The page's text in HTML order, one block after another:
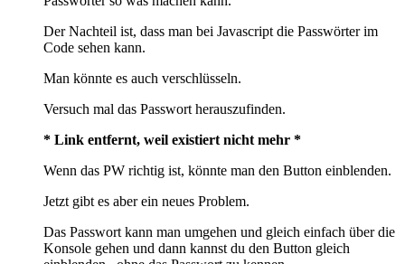
Der Nachteil ist, dass man bei Javascript die Passwörter im
Code sehen kann.
Man könnte es auch verschlüsseln.
Versuch mal das Passwort herauszufinden.
* Link entfernt, weil existiert nicht mehr *
Wenn das PW richtig ist, könnte man den Button einblenden.
Jetzt gibt es aber ein neues Problem.
Das Passwort kann man umgehen und gleich einfach über die
Konsole gehen und dann kannst du den Button gleich